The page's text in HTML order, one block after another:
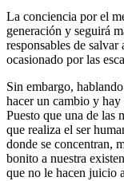
La conciencia por el
generación y seguirá
responsables de
ocasionado por las
Sin embargo,
hacer un cambio y
Puesto que una de las
que realiza el ser
donde se concentran,
bonito a nuestra
que no le hacen juicio